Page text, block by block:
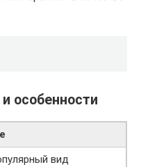
особенности
вид